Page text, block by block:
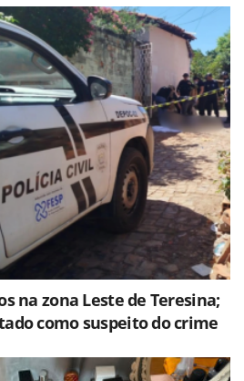
na zona Leste de Teresina;
como suspeito do crime